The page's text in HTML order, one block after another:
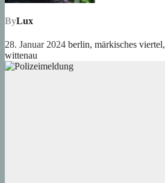
ByLux
28. Januar 2024 berlin, märkisches viertel,
wittenau